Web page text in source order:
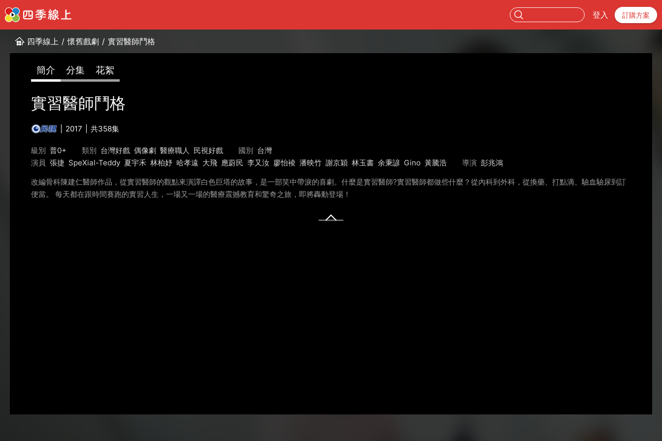
登入 訂購方案
四季線上 / 懷舊戲劇 / 實習醫師鬥格
簡介 分集 花絮
實習醫師鬥格
2017 共358集
級別 普0+ 類別 台灣好戲 偶像劇 醫療職人 民視好戲 國別 台灣
演員 張捷 SpeXial-Teddy 夏宇禾 林柏妤 哈孝遠 大飛 應蔚民 李又汝 廖怡裬 潘映竹 謝京穎 林玉書 余秉諺 Gino 黃騰浩 導演 彭兆鴻
改編骨科陳建仁醫師作品，從實習醫師的觀點來演譯白色巨塔的故事，是一部笑中帶淚的喜劇。什麼是實習醫師?實習醫師都做些什麼？從內科到外科，從換藥、打點滴、驗血驗尿到訂
便當。 每天都在跟時間賽跑的實習人生，一場又一場的醫療震撼教育和驚奇之旅，即將轟動登場！